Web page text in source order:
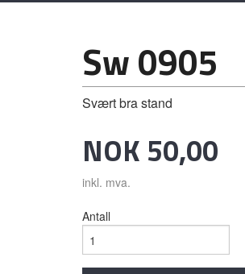
Sw 0905
Svært bra stand
Pris
NOK 50,00
inkl. mva.
Antall